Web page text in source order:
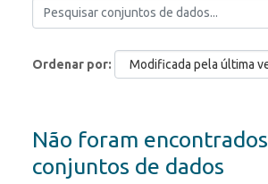
Ordenar por
Não foram encontrados
conjuntos de dados